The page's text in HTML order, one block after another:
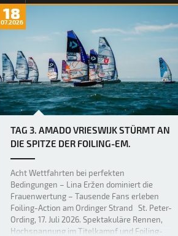
als erfüllt, denn die Akrobaten der
Freestyle-Welt haben erneut die Messlatte
dafür höher gelegt, was im Freestyle-
Bereich möglich ist. Bereits gestern war das
Niveau unglaublich hoch, doch über Na…
18
07.2026
TAG 3. AMADO VRIESWIJK STÜRMT AN
DIE SPITZE DER FOILING-EM.
Acht Wettfahrten bei perfekten
Bedingungen – Lina Eržen dominiert die
Frauenwertung – Tausende Fans erleben
Foiling-Action am Ordinger Strand St. Peter-
Ording, 17. Juli 2026. Spektakuläre Rennen,
Hochspannung im Titelkampf und Foiling-